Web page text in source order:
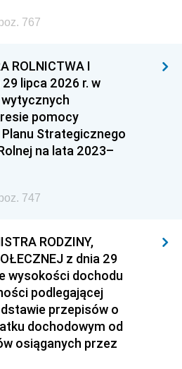
767
ROLNICTWA I
29 lipca 2026 r. w
pomocy
Strategicznego
na lata 2023–
747
RODZINY,
z dnia 29
wysokości dochodu
podlegającej
przepisów o
dochodowym od
osiąganych przez